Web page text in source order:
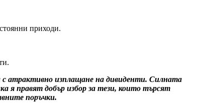
приходи.
атрактивно изплащане на дивиденти. Силната
я правят добър избор за тези, които търсят
поръчки.